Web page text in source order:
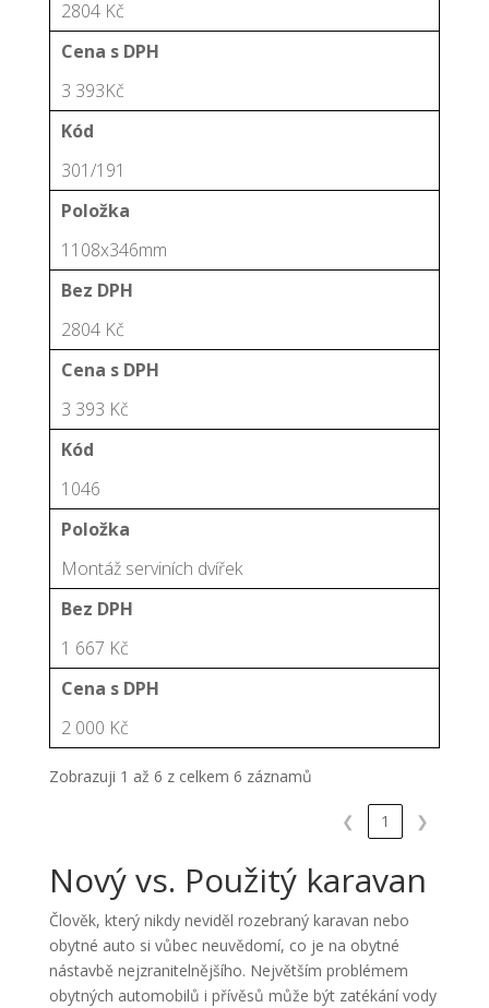
2804 Kč
Cena s DPH
3 393Kč
Kód
301/191
Položka
1108x346mm
Bez DPH
2804 Kč
Cena s DPH
3 393 Kč
Kód
1046
Položka
Montáž serviních dvířek
Bez DPH
1 667 Kč
Cena s DPH
2 000 Kč
Zobrazuji 1 až 6 z celkem 6 záznamů
❮ 1 ❯
Nový vs. Použitý karavan
Člověk, který nikdy neviděl rozebraný karavan nebo
obytné auto si vůbec neuvědomí, co je na obytné
nástavbě nejzranitelnějšího. Největším problémem
obytných automobilů i přívěsů může být zatékání vody